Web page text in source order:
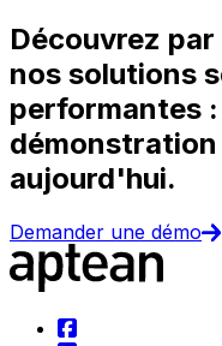
Découvrez
nos solutions
performantes
aujourd'hui.
Demander une démo